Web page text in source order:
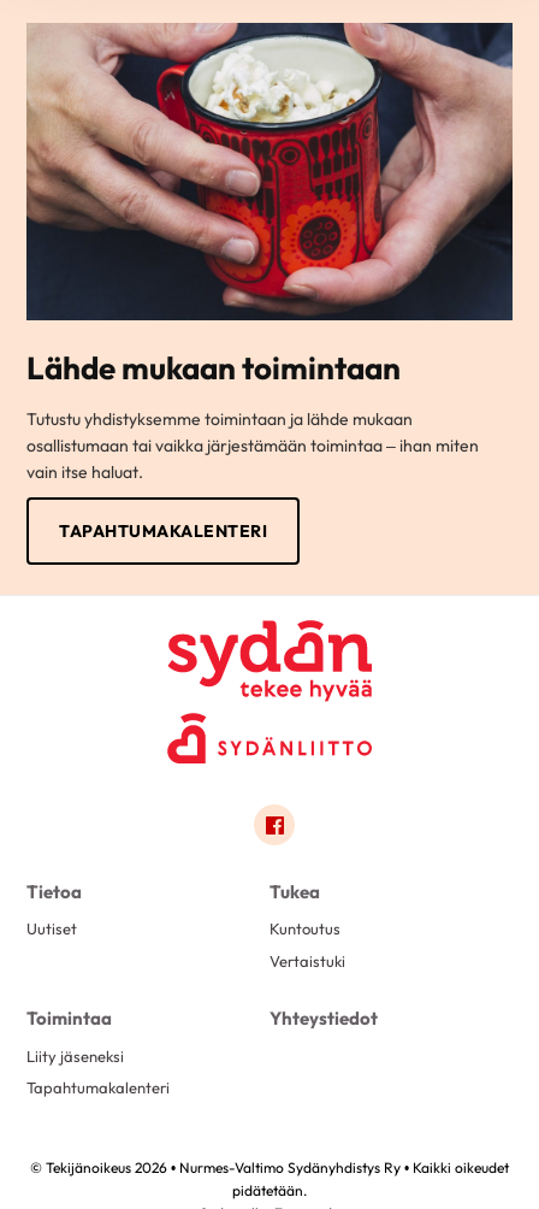
Lähde mukaan toimintaan
Tutustu yhdistyksemme toimintaan ja lähde mukaan
osallistumaan tai vaikka järjestämään toimintaa – ihan miten
vain itse haluat.
TAPAHTUMAKALENTERI
Link to facebook
Tietoa
Uutiset
Tukea
Kuntoutus
Vertaistuki
Toimintaa
Liity jäseneksi
Tapahtumakalenteri
Yhteystiedot
© Tekijänoikeus 2026 • Nurmes-Valtimo Sydänyhdistys Ry • Kaikki oikeudet
pidätetään.